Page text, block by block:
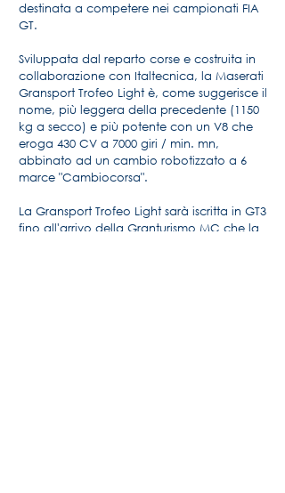
destinata a competere nei campionati FIA
GT.
Sviluppata dal reparto corse e costruita in
collaborazione con Italtecnica, la Maserati
Gransport Trofeo Light è, come suggerisce il
nome, più leggera della precedente (1150
kg a secco) e più potente con un V8 che
eroga 430 CV a 7000 giri / min. mn,
abbinato ad un cambio robotizzato a 6
marce "Cambiocorsa".
La Gransport Trofeo Light sarà iscritta in GT3
fino all'arrivo della Granturismo MC che la